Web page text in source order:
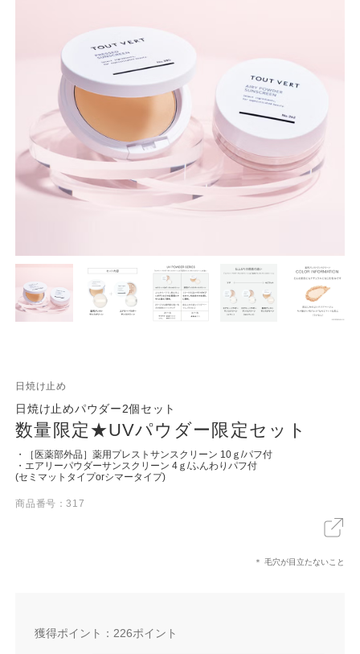
日焼け止め
日焼け止めパウダー2個セット
数量限定★UVパウダー限定セット
・［医薬部外品］薬用プレストサンスクリーン 10ｇ/パフ付
・エアリーパウダーサンスクリーン 4ｇ/ふんわりパフ付
(セミマットタイプorシマータイプ)
商品番号：317
＊ 毛穴が目立たないこと
獲得ポイント： 226ポイント